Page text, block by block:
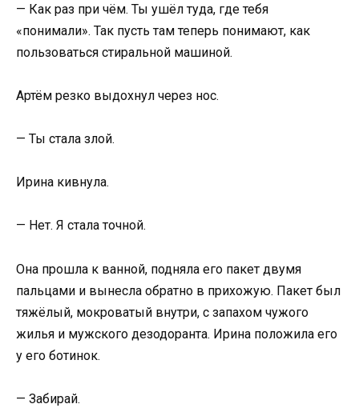
— Как раз при чём. Ты ушёл туда, где тебя
«понимали». Так пусть там теперь понимают, как
пользоваться стиральной машиной.
Артём резко выдохнул через нос.
— Ты стала злой.
Ирина кивнула.
— Нет. Я стала точной.
Она прошла к ванной, подняла его пакет двумя
пальцами и вынесла обратно в прихожую. Пакет был
тяжёлый, мокроватый внутри, с запахом чужого
жилья и мужского дезодоранта. Ирина положила его
у его ботинок.
— Забирай.